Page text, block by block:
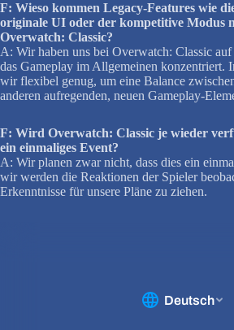
F: Wieso kommen Legacy-Features wie
originale UI oder der kompetitive Modus
Overwatch: Classic?
A: Wir haben uns bei Overwatch: Classic
das Gameplay im Allgemeinen konzentriert.
wir flexibel genug, um eine Balance
anderen aufregenden, neuen Gameplay-
F: Wird Overwatch: Classic je wieder
ein einmaliges Event?
A: Wir planen zwar nicht, dass dies ein
wir werden die Reaktionen der Spieler
Erkenntnisse für unsere Pläne zu ziehen.